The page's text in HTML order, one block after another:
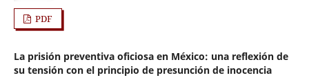
PDF
La prisión preventiva oficiosa en México: una reflexión de
su tensión con el principio de presunción de inocencia